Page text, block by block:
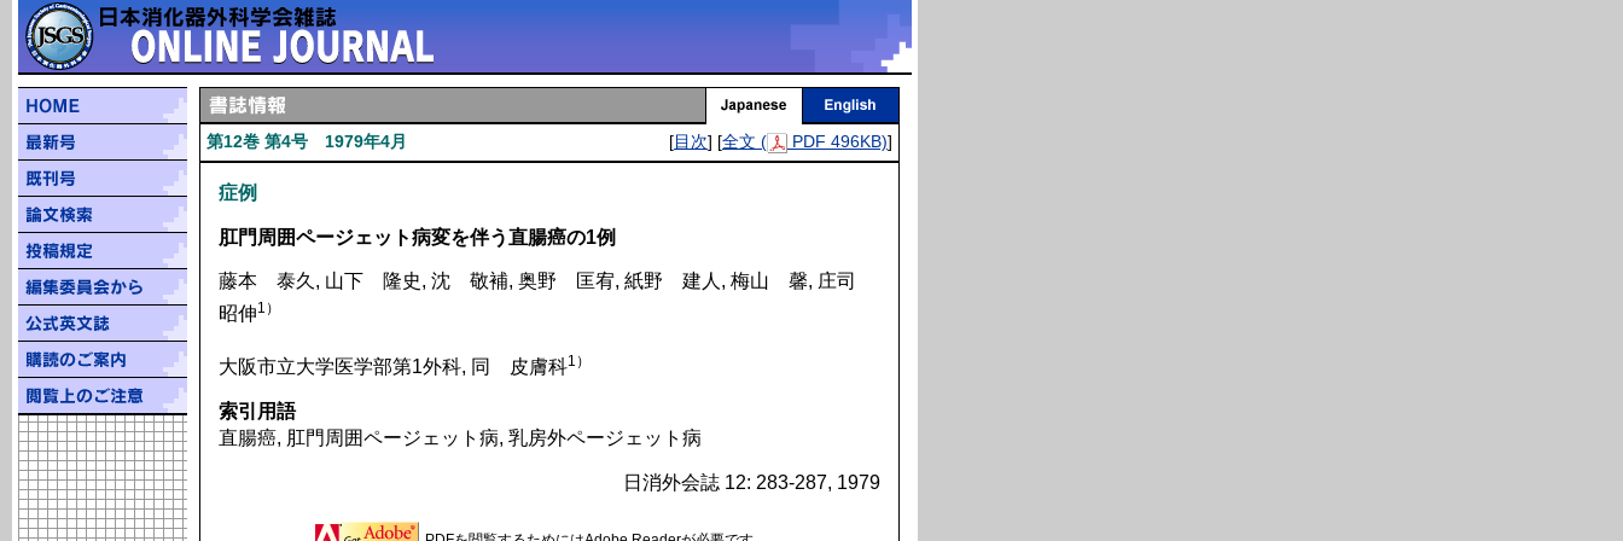
第12巻 第4号 1979年4月 [目次] [全文 ( PDF 496KB)]
症例
肛門周囲ページェット病変を伴う直腸癌の1例
藤本 泰久, 山下 隆史, 沈 敬補, 奥野 匡宥, 紙野 建人, 梅山 馨, 庄司
昭伸1）
大阪市立大学医学部第1外科, 同 皮膚科1）
索引用語
直腸癌, 肛門周囲ページェット病, 乳房外ページェット病
日消外会誌 12: 283-287, 1979